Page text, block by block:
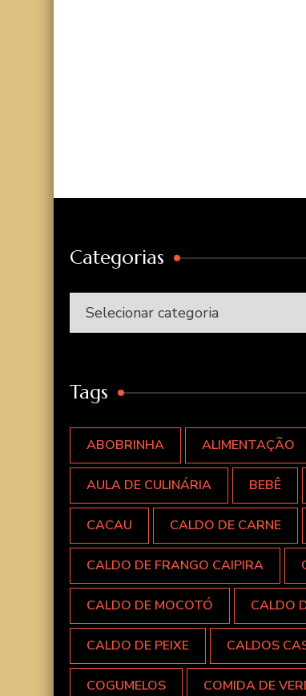
Categorias
Categorias
Tags
ABOBRINHA ALIMENTAÇÃO
AULA DE CULINÁRIA BEBÊ
CACAU CALDO DE CARNE
CALDO DE FRANGO CAIPIRA
CALDO DE MOCOTÓ CALDO
CALDO DE PEIXE CALDOS
COGUMELOS COMIDA DE